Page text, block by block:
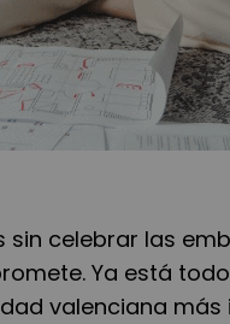
sin celebrar las
Ya está
valenciana